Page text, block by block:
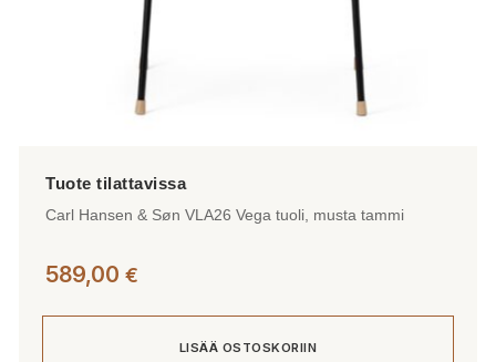
Carl Hansen & Søn VLA26 Vega tuoli, musta tammi
589,00 €
LISÄÄ OSTOSKORIIN